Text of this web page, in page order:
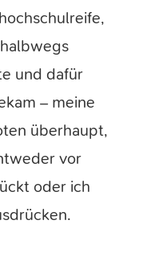
und dafür
– meine
überhaupt,
vor
oder ich